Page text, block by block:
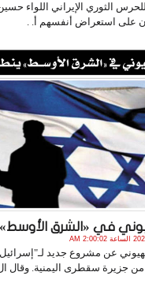
للحرس الثوري الإيراني اللواء
على استعراض أنفسهم أ. .
في «الشرق الأوسط»
عن مشروع جديد
جزيرة سقطرى اليمنية. وقال